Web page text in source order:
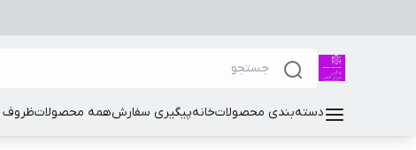
دسته‌بندی محصولاتخانهپیگیری سفارشهمه محصولاتظروف